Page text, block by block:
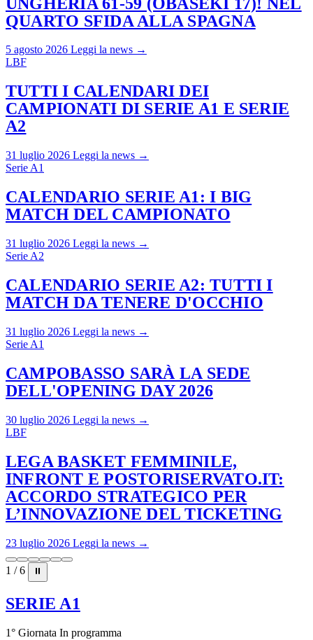
QUARTO SFIDA ALLA SPAGNA
5 agosto 2026 Leggi la news →
LBF
TUTTI I CALENDARI DEI
CAMPIONATI DI SERIE A1 E SERIE
A2
31 luglio 2026 Leggi la news →
Serie A1
CALENDARIO SERIE A1: I BIG
MATCH DEL CAMPIONATO
31 luglio 2026 Leggi la news →
Serie A2
CALENDARIO SERIE A2: TUTTI I
MATCH DA TENERE D'OCCHIO
31 luglio 2026 Leggi la news →
Serie A1
CAMPOBASSO SARÀ LA SEDE
DELL'OPENING DAY 2026
30 luglio 2026 Leggi la news →
LBF
LEGA BASKET FEMMINILE,
INFRONT E POSTORISERVATO.IT:
ACCORDO STRATEGICO PER
L’INNOVAZIONE DEL TICKETING
23 luglio 2026 Leggi la news →
1 / 6 ⏸
SERIE A1
1° Giornata In programma